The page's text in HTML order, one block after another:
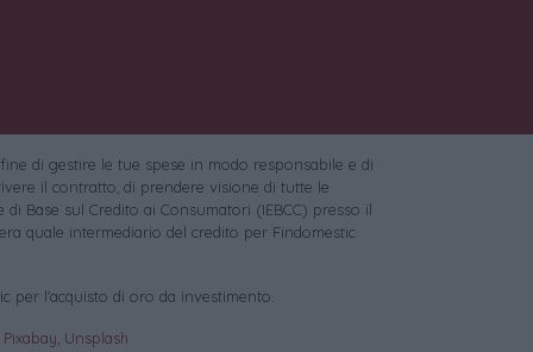
di gestire le tue spese in modo responsabile e di
il contratto, di prendere visione di tutte le
Base sul Credito ai Consumatori (IEBCC) presso il
quale intermediario del credito per Findomestic
per l'acquisto di oro da investimento.
Pixabay, Unsplash